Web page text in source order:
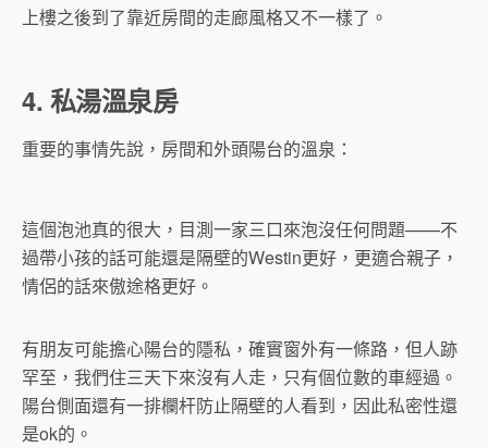
上樓之後到了靠近房間的走廊風格又不一樣了。
4. 私湯溫泉房
重要的事情先說，房間和外頭陽台的溫泉：
這個泡池真的很大，目測一家三口來泡沒任何問題——不
過帶小孩的話可能還是隔壁的Westin更好，更適合親子，
情侶的話來傲途格更好。
有朋友可能擔心陽台的隱私，確實窗外有一條路，但人跡
罕至，我們住三天下來沒有人走，只有個位數的車經過。
陽台側面還有一排欄杆防止隔壁的人看到，因此私密性還
是ok的。